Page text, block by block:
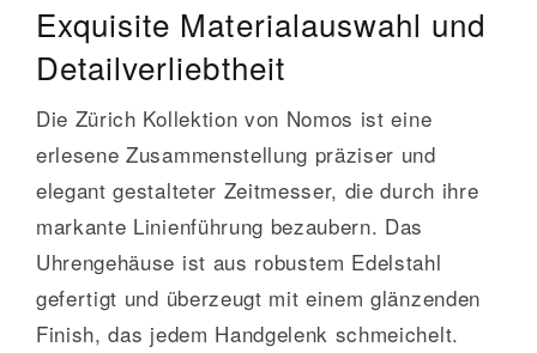
Exquisite Materialauswahl und
Detailverliebtheit
Die Zürich Kollektion von Nomos ist eine
erlesene Zusammenstellung präziser und
elegant gestalteter Zeitmesser, die durch ihre
markante Linienführung bezaubern. Das
Uhrengehäuse ist aus robustem Edelstahl
gefertigt und überzeugt mit einem glänzenden
Finish, das jedem Handgelenk schmeichelt.